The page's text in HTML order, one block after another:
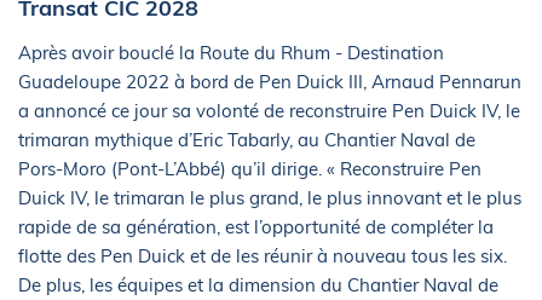
Transat CIC 2028
Après avoir bouclé la Route du Rhum - Destination
Guadeloupe 2022 à bord de Pen Duick III, Arnaud Pennarun
a annoncé ce jour sa volonté de reconstruire Pen Duick IV, le
trimaran mythique d’Eric Tabarly, au Chantier Naval de
Pors-Moro (Pont-L’Abbé) qu’il dirige. « Reconstruire Pen
Duick IV, le trimaran le plus grand, le plus innovant et le plus
rapide de sa génération, est l’opportunité de compléter la
flotte des Pen Duick et de les réunir à nouveau tous les six.
De plus, les équipes et la dimension du Chantier Naval de